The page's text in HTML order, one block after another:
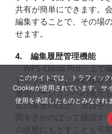
共有が簡単にできます。
編集することで、その場
せます。
4. 編集履歴管理機能
「WPS Cloud Pro」上で
ドストレージに自動保存
過去バージョンへの復元
近の変更のほか、当日中
間をさかのぼって確認す
の状態にもどすことも可能
このサイトでは、トラフィッ
Cookieが使用されています。サ
使用を承諾したものとみなされ